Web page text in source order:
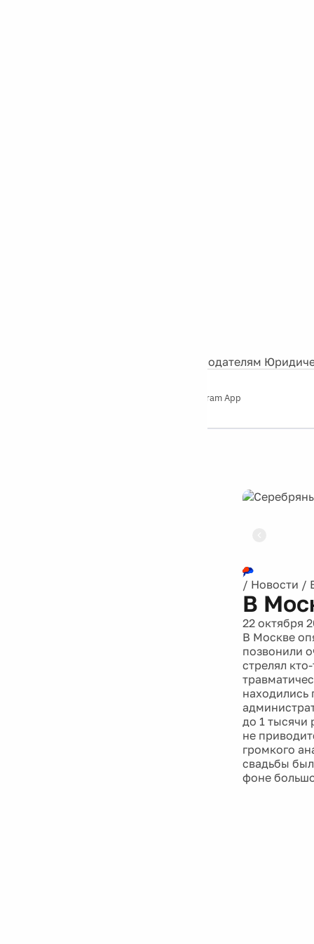
Рекламодателям
Telegram App
/ Новости /
В
22 октября
В Москве
позвонили
стрелял
находились
до 1 тысячи
не
громкого
свадьбы был
фоне